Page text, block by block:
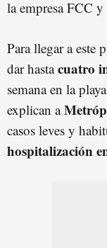
la empresa FCC
Para llegar a este
dar hastacuatro
semana en la
explican a
casos leves y
hospitalización